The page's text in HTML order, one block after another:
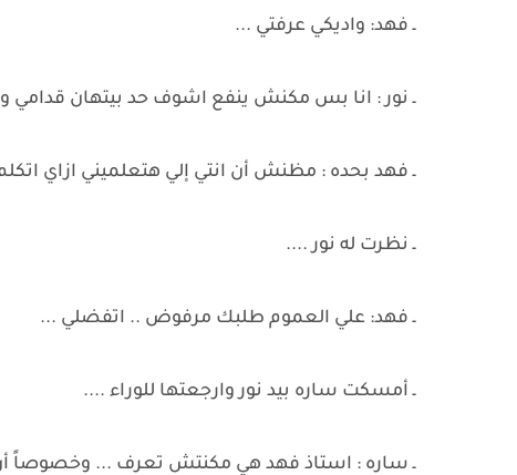
ـ فهد: واديكي عرفتي ...
ـ نور : انا بس مكنش ينفع اشوف حد بيتهان
ـ فهد بحده : مظنش أن انتي إلي هتعلميني ازاي
ـ نظرت له نور ....
ـ فهد: علي العموم طلبك مرفوض .. اتفضلي ...
ـ أمسكت ساره بيد نور وارجعتها للوراء ....
ـ ساره : استاذ فهد هي مكنتش تعرف ... وخصوصاً